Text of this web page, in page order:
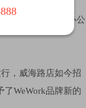
在中国的第二家办公
，威海路店如今招
了WeWork品牌新的